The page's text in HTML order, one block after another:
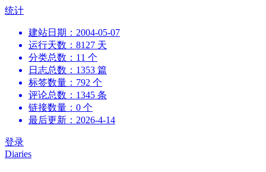
跳
统计
建站日期：2004-05-07
运行天数：8127 天
分类总数：11 个
日志总数：1353 篇
标签数量：792 个
评论总数：1345 条
链接数量：0 个
最后更新：2026-4-14
登录
Diaries